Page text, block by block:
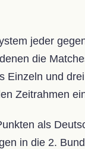
jeder
die
und
Zeitrahmen
als
in die 2.